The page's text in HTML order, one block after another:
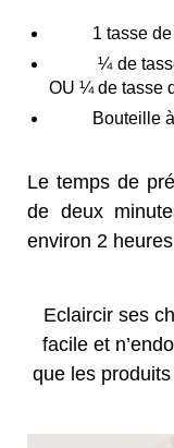
1 tasse de
¼ de tasse
OU ¼ de tasse
Bouteille à
Le temps de
de deux
environ 2
Eclaircir ses
facile et
que les